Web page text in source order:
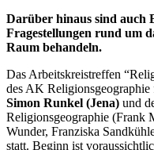
Darüber hinaus sind auch
Fragestellungen rund um
Raum behandeln.
Das Arbeitskreistreffen
des AK
Simon Runkel (Jena) und
Religionsgeographie (Frank
Wunder, Franziska
statt. Beginn ist